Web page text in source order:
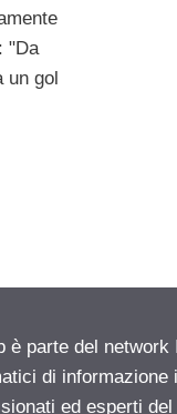
"Da
un gol
è parte del
di informazione
ed esperti